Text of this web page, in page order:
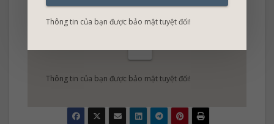
Thông tin của bạn được bảo mật tuyệt đối!
Thông tin của bạn được bảo mật tuyệt đối!